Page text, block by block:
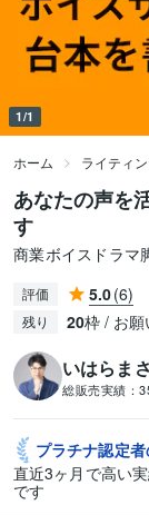
1/1
ホーム ライティ
あなたの声を
す
商業ボイスドラマ
評価 5.0(6)
残り 20枠 / お願
いはらま
総販売実績：
プラチナ認定
直近3ヶ月で高い
です